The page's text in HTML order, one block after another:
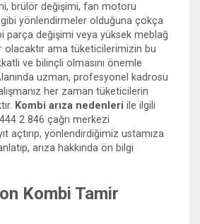
brülör değişimi, fan motoru
yönlendirmeler olduğuna çokça
parça değişimi veya yüksek meblağ
ama tüketicilerimizin bu
ve bilinçli olmasını önemle
uzman, profesyonel kadrosu
her zaman tüketicilerin
Kombi arıza nedenleri ile ilgili
2 846 çağrı merkezi
açtırıp, yönlendirdiğimiz ustamıza
arıza hakkında ön bilgi
Kombi Tamir